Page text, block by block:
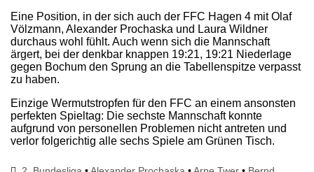
Eine Position, in der sich auch der FFC Hagen 4 mit Olaf
Völzmann, Alexander Prochaska und Laura Wildner
durchaus wohl fühlt. Auch wenn sich die Mannschaft
ärgert, bei der denkbar knappen 19:21, 19:21 Niederlage
gegen Bochum den Sprung an die Tabellenspitze verpasst
zu haben.
Einzige Wermutstropfen für den FFC an einem ansonsten
perfekten Spieltag: Die sechste Mannschaft konnte
aufgrund von personellen Problemen nicht antreten und
verlor folgerichtig alle sechs Spiele am Grünen Tisch.